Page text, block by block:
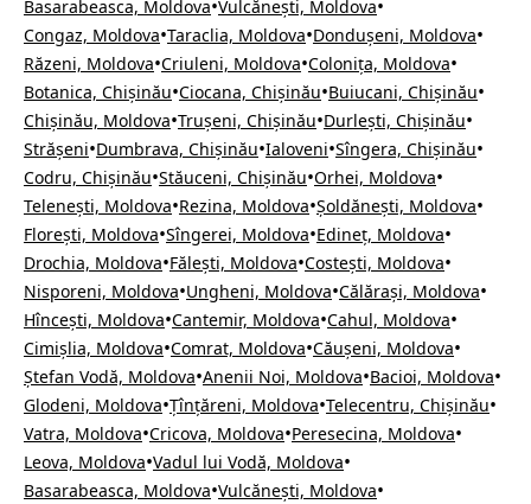
Basarabeasca, Moldova•Vulcănești, Moldova•
Congaz, Moldova•Taraclia, Moldova•Dondușeni, Moldova•
Răzeni, Moldova•Criuleni, Moldova•Colonița, Moldova•
Botanica, Chișinău•Ciocana, Chișinău•Buiucani, Chișinău•
Chișinău, Moldova•Trușeni, Chișinău•Durlești, Chișinău•
Strășeni•Dumbrava, Chișinău•Ialoveni•Sîngera, Chișinău•
Codru, Chișinău•Stăuceni, Chișinău•Orhei, Moldova•
Telenești, Moldova•Rezina, Moldova•Șoldănești, Moldova•
Florești, Moldova•Sîngerei, Moldova•Edineț, Moldova•
Drochia, Moldova•Fălești, Moldova•Costești, Moldova•
Nisporeni, Moldova•Ungheni, Moldova•Călărași, Moldova•
Hîncești, Moldova•Cantemir, Moldova•Cahul, Moldova•
Cimișlia, Moldova•Comrat, Moldova•Căușeni, Moldova•
Ștefan Vodă, Moldova•Anenii Noi, Moldova•Bacioi, Moldova•
Glodeni, Moldova•Țînțăreni, Moldova•Telecentru, Chișinău•
Vatra, Moldova•Cricova, Moldova•Peresecina, Moldova•
Leova, Moldova•Vadul lui Vodă, Moldova•
Basarabeasca, Moldova•Vulcănești, Moldova•